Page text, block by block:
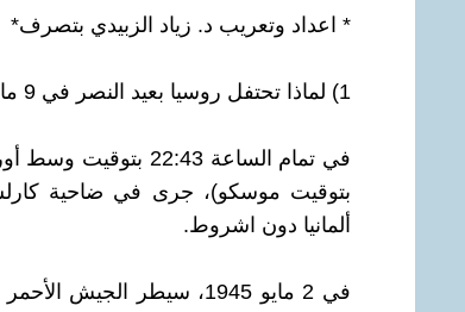
* اعداد وتعريب د. زياد الزبيدي بتصرف*
1) لماذا تحتفل روسيا بعيد النصر في 9 مايو/أيار ؟
بتوقيت موسكو)، جرى في ضاحية
ألمانيا دون اشروط.
في 2 مايو 1945، سيطر